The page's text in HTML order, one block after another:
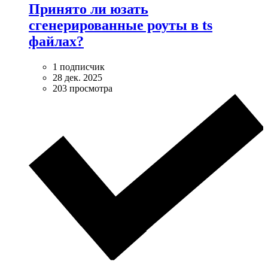
Принято ли юзать
сгенерированные роуты в ts
файлах?
1 подписчик
28 дек. 2025
203 просмотра